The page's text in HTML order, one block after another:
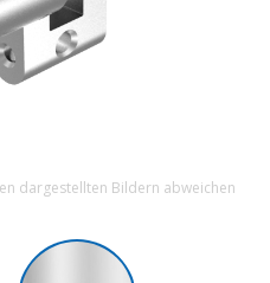
dargestellten Bildern abweichen